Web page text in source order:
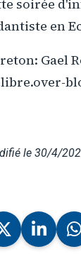
soirée
en
Gael
le 30/4/